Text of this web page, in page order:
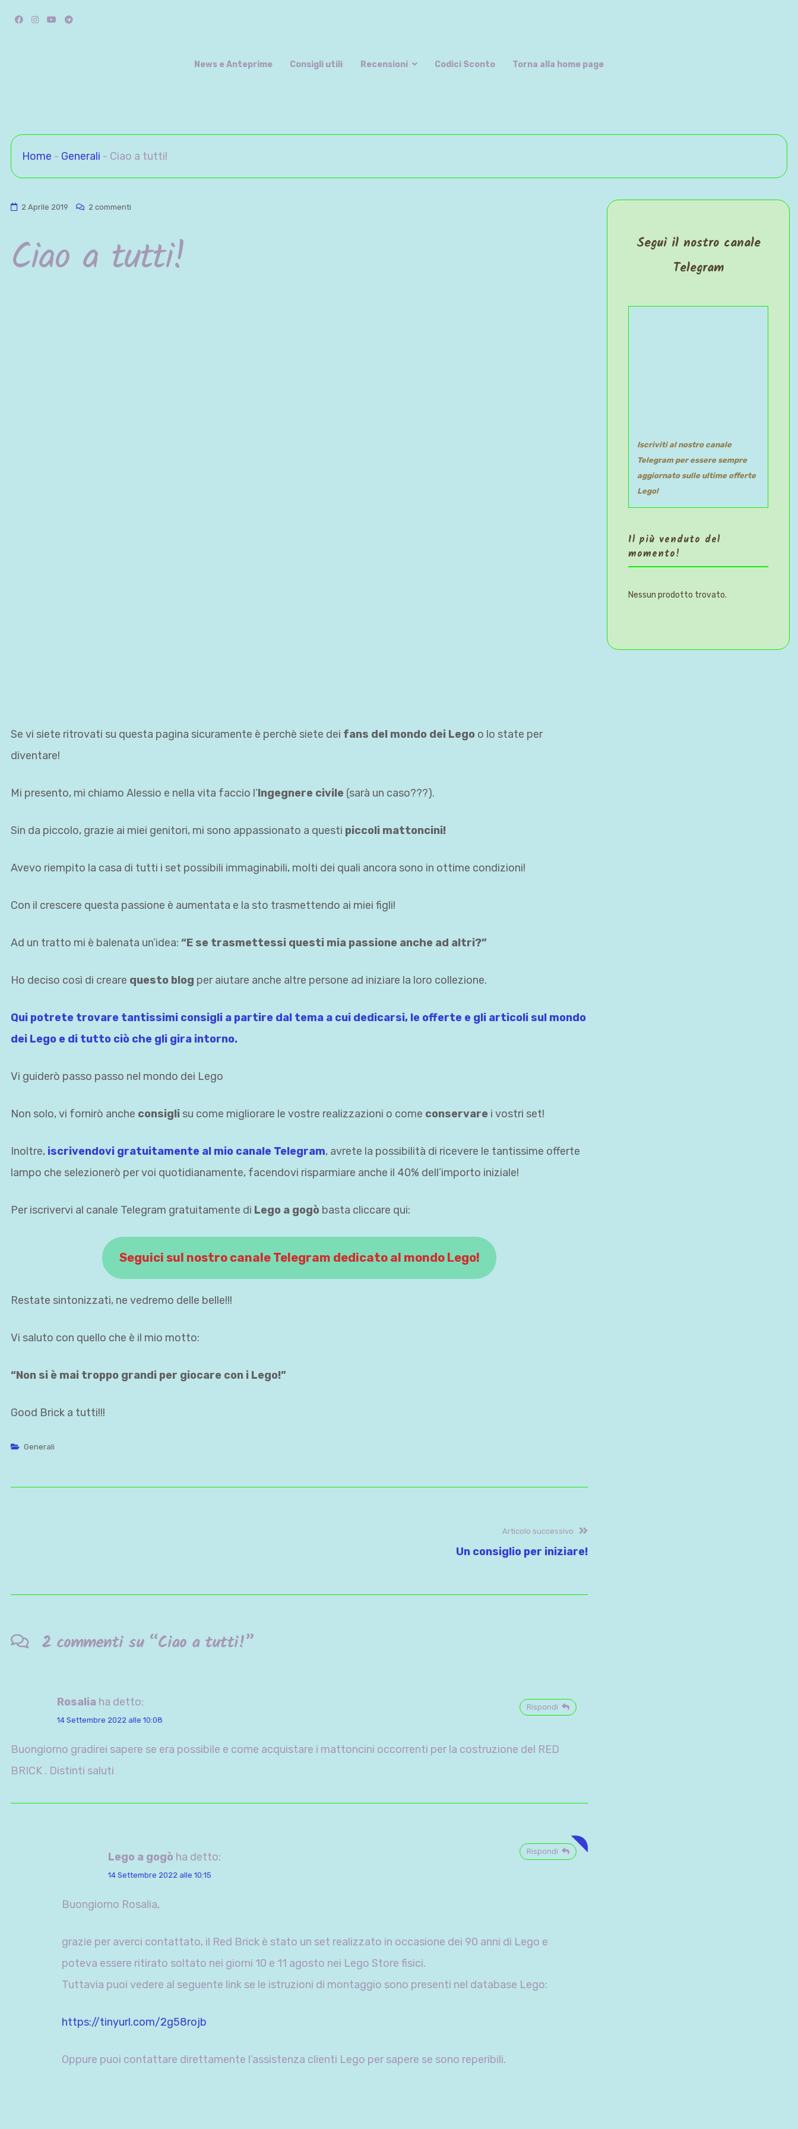
FacebookInstagramYouTubeTelegram
News e Anteprime Consigli utili Recensioni Codici Sconto Torna alla home page
Home - Generali - Ciao a tutti!
2 Aprile 2019 2 commenti
tutti!
Ciao a tutti!
Se vi siete ritrovati su questa pagina sicuramente è perchè siete dei fans del mondo dei Lego o lo state per
diventare!
Mi presento, mi chiamo Alessio e nella vita faccio l’Ingegnere civile (sarà un caso???).
Sin da piccolo, grazie ai miei genitori, mi sono appassionato a questi piccoli mattoncini!
Avevo riempito la casa di tutti i set possibili immaginabili, molti dei quali ancora sono in ottime condizioni!
Con il crescere questa passione è aumentata e la sto trasmettendo ai miei figli!
Ad un tratto mi è balenata un’idea: “E se trasmettessi questi mia passione anche ad altri?”
Ho deciso così di creare questo blog per aiutare anche altre persone ad iniziare la loro collezione.
Qui potrete trovare tantissimi consigli a partire dal tema a cui dedicarsi, le offerte e gli articoli sul mondo
dei Lego e di tutto ciò che gli gira intorno.
Vi guiderò passo passo nel mondo dei Lego
Non solo, vi fornirò anche consigli su come migliorare le vostre realizzazioni o come conservare i vostri set!
Inoltre, iscrivendovi gratuitamente al mio canale Telegram, avrete la possibilità di ricevere le tantissime offerte
lampo che selezionerò per voi quotidianamente, facendovi risparmiare anche il 40% dell’importo iniziale!
Per iscrivervi al canale Telegram gratuitamente di Lego a gogò basta cliccare qui:
Seguici sul nostro canale Telegram dedicato al mondo Lego!
Restate sintonizzati, ne vedremo delle belle!!!
Vi saluto con quello che è il mio motto:
“Non si è mai troppo grandi per giocare con i Lego!”
Good Brick a tutti!!!
Generali
Articolo successivo
successivo:
Un consiglio per iniziare!
2 commenti su “Ciao a tutti!”
Rosalia ha detto:
14 Settembre 2022 alle 10:08
Buongiorno gradirei sapere se era possibile e come acquistare i mattoncini occorrenti per la costruzione del RED
BRICK . Distinti saluti
Rispondi
Lego a gogò ha detto:
14 Settembre 2022 alle 10:15
Buongiorno Rosalia,
grazie per averci contattato, il Red Brick è stato un set realizzato in occasione dei 90 anni di Lego e
poteva essere ritirato soltato nei giorni 10 e 11 agosto nei Lego Store fisici.
Tuttavia puoi vedere al seguente link se le istruzioni di montaggio sono presenti nel database Lego:
https://tinyurl.com/2g58rojb
Oppure puoi contattare direttamente l’assistenza clienti Lego per sapere se sono reperibili.
Rispondi
Segui il nostro canale
Telegram
Iscriviti al nostro canale
Telegram per essere sempre
aggiornato sulle ultime offerte
Lego!
Il più venduto del
momento!
Nessun prodotto trovato.